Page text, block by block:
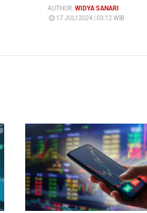
AUTHOR: WIDYA SANARI
17 JULI 2024 | 03:12 WIB